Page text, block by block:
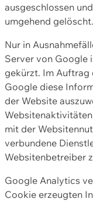
ausgeschlossen
umgehend gelöscht.
Nur in
Server von Google
gekürzt. Im Auftrag
Google diese
der Website
mit der
verbundene
Websitenbetreiber
Google Analytics
Cookie erzeugten